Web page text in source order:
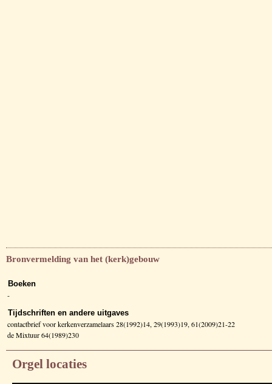
Bronvermelding van het (kerk)gebouw
Boeken
-
Tijdschriften en andere uitgaves
contactbrief voor kerkenverzamelaars 28(1992)14, 29(1993)19, 61(2009)21-22
de Mixtuur 64(1989)230
Orgel locaties